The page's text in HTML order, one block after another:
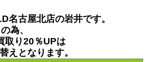
名古屋北店の岩井です。
為、
取り20％UPは
えとなり ます。